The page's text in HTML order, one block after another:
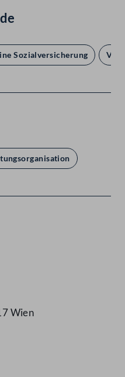
Sozialversicherung
Wien